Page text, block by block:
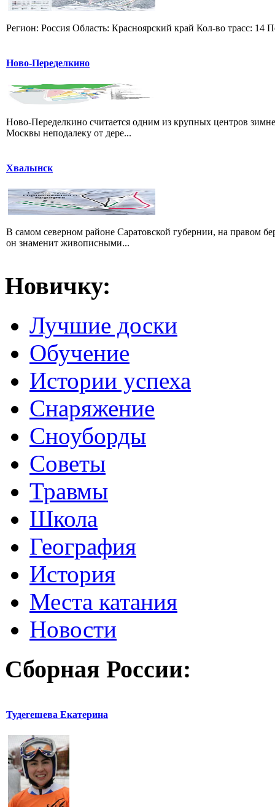
Регион: Россия Область: Красноярский край Кол-во трасс:
Ново-Переделкино
Ново-Переделкино считается одним из крупных центров
Москвы неподалеку от дере...
Хвалынск
В самом северном районе Саратовской губернии, на правом
он знаменит живописными...
Новичку:
Лучшие доски
Обучение
Истории успеха
Снаряжение
Сноуборды
Советы
Травмы
Школа
География
История
Места катания
Новости
Сборная России:
Тудегешева Екатерина